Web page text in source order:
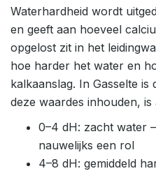
Waterhardheid wordt
en geeft aan hoeveel
opgelost zit in het
hoe harder het water en
kalkaanslag. In Gasselte is
deze waardes inhouden, is
0–4 dH: zacht water
nauwelijks een rol
4–8 dH: gemiddeld